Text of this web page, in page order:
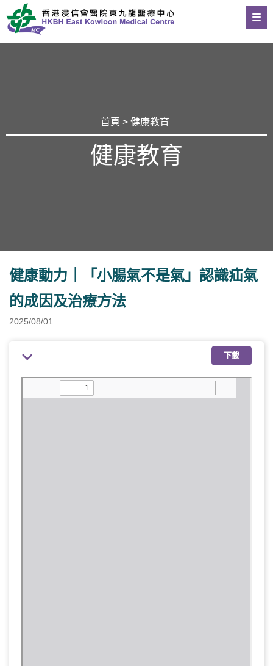
首頁 > 健康教育
健康教育
健康動力｜「小腸氣不是氣」認識疝氣
的成因及治療方法
2025/08/01
下載